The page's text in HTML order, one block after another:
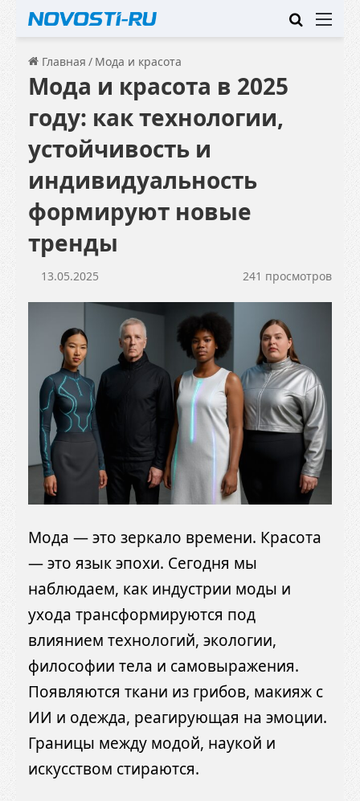
Искать
Главная / Мода и красота
Мода и красота в 2025
году: как технологии,
устойчивость и
индивидуальность
формируют новые
тренды
13.05.2025 241 просмотров
Мода — это зеркало времени. Красота
— это язык эпохи. Сегодня мы
наблюдаем, как индустрии моды и
ухода трансформируются под
влиянием технологий, экологии,
философии тела и самовыражения.
Появляются ткани из грибов, макияж с
ИИ и одежда, реагирующая на эмоции.
Границы между модой, наукой и
искусством стираются.